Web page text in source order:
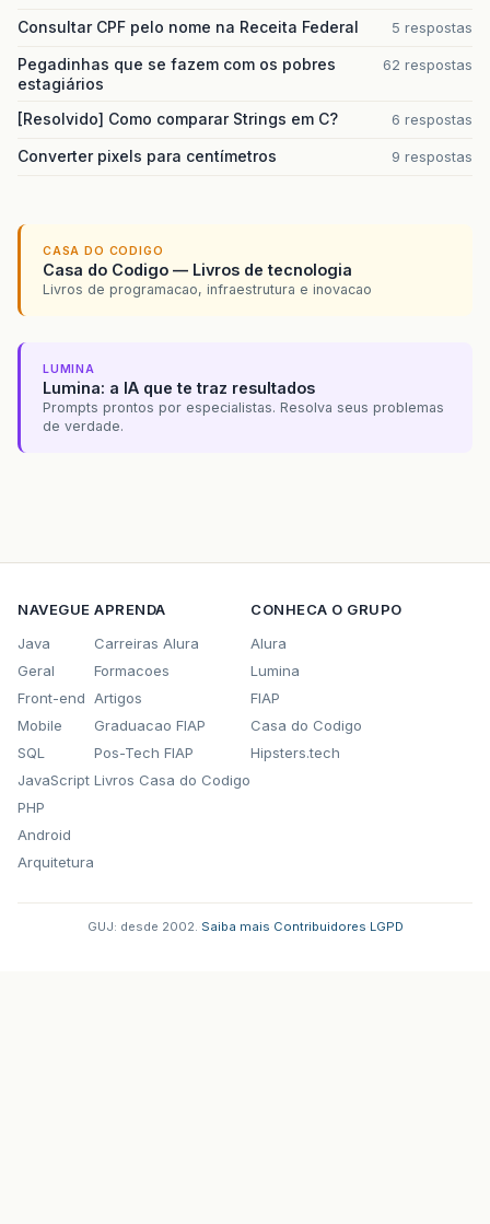
Consultar CPF pelo nome na Receita Federal 5 respostas
Pegadinhas que se fazem com os pobres
estagiários
62 respostas
[Resolvido] Como comparar Strings em C? 6 respostas
Converter pixels para centímetros 9 respostas
CASA DO CODIGO
Casa do Codigo — Livros de tecnologia
Livros de programacao, infraestrutura e inovacao
LUMINA
Lumina: a IA que te traz resultados
Prompts prontos por especialistas. Resolva seus problemas
de verdade.
NAVEGUE
Java
Geral
Front-end
Mobile
SQL
JavaScript
PHP
Android
Arquitetura
APRENDA
Carreiras Alura
Formacoes
Artigos
Graduacao FIAP
Pos-Tech FIAP
Livros Casa do Codigo
CONHECA O GRUPO
Alura
Lumina
FIAP
Casa do Codigo
Hipsters.tech
GUJ: desde 2002. Saiba mais Contribuidores LGPD